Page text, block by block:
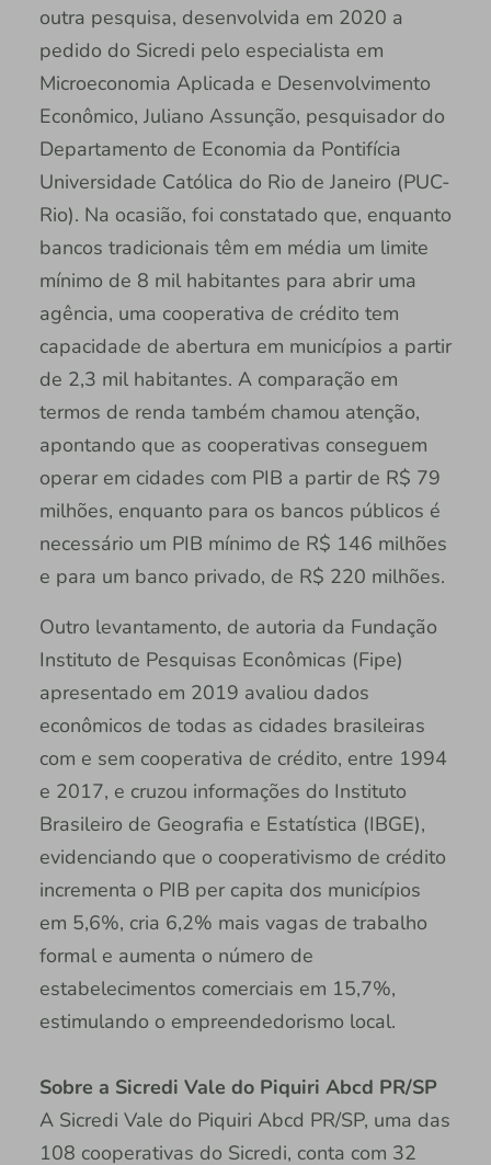
outra pesquisa, desenvolvida em 2020 a
pedido do Sicredi pelo especialista em
Microeconomia Aplicada e Desenvolvimento
Econômico, Juliano Assunção, pesquisador do
Departamento de Economia da Pontifícia
Universidade Católica do Rio de Janeiro (PUC-
Rio). Na ocasião, foi constatado que, enquanto
bancos tradicionais têm em média um limite
mínimo de 8 mil habitantes para abrir uma
agência, uma cooperativa de crédito tem
capacidade de abertura em municípios a partir
de 2,3 mil habitantes. A comparação em
termos de renda também chamou atenção,
apontando que as cooperativas conseguem
operar em cidades com PIB a partir de R$ 79
milhões, enquanto para os bancos públicos é
necessário um PIB mínimo de R$ 146 milhões
e para um banco privado, de R$ 220 milhões.
Outro levantamento, de autoria da Fundação
Instituto de Pesquisas Econômicas (Fipe)
apresentado em 2019 avaliou dados
econômicos de todas as cidades brasileiras
com e sem cooperativa de crédito, entre 1994
e 2017, e cruzou informações do Instituto
Brasileiro de Geografia e Estatística (IBGE),
evidenciando que o cooperativismo de crédito
incrementa o PIB per capita dos municípios
em 5,6%, cria 6,2% mais vagas de trabalho
formal e aumenta o número de
estabelecimentos comerciais em 15,7%,
estimulando o empreendedorismo local.
Sobre a Sicredi Vale do Piquiri Abcd PR/SP
A Sicredi Vale do Piquiri Abcd PR/SP, uma das
108 cooperativas do Sicredi, conta com 32